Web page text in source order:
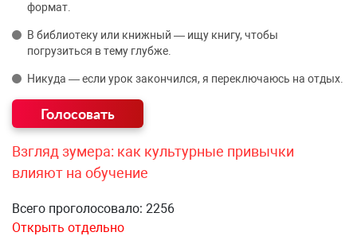
формат.
В библиотеку или книжный — ищу книгу, чтобы
погрузиться в тему глубже.
Никуда — если урок закончился, я переключаюсь на отдых.
Взгляд зумера: как культурные привычки
влияют на обучение
Всего проголосовало: 2256
Открыть отдельно